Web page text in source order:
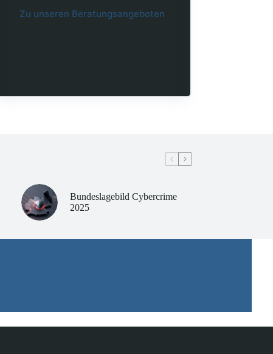
Zu unseren Beratungsangeboten
Bundeslagebild Cybercrime
2025